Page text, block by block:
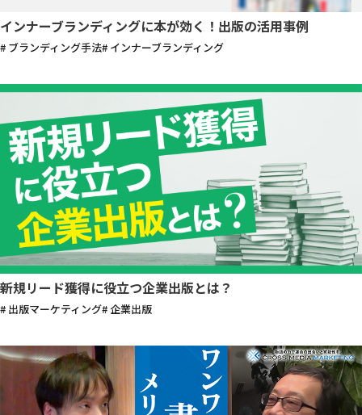
インナーブランディングに本が効く！出版の活用事例
# ブランディング手法# インナーブランディング
新規リード獲得に役立つ企業出版とは？
# 出版マーケティング# 企業出版